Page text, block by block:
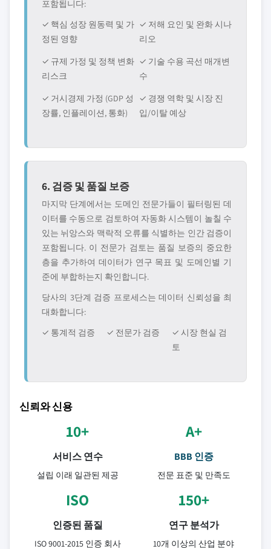
포함됩니다:
✓ 핵심 성장 원동력 및 가
정된 영향
✓ 저해 요인 및 완화 시나
리오
✓ 규제 가정 및 정책 변화
리스크
✓ 기술 수용 곡선 매개변
수
✓ 거시경제 가정 (GDP 성
장률, 인플레이션, 통화)
✓ 경쟁 역학 및 시장 진
입/이탈 예상
6. 검증 및 품질 보증
마지막 단계에서는 도메인 전문가들이 필터링된 데
이터를 수동으로 검토하여 자동화 시스템이 놀칠 수
있는 뉘앙스와 맥락적 오류를 식별하는 인간 검증이
포함됩니다. 이 전문가 검토는 품질 보증의 중요한
층을 추가하여 데이터가 연구 목표 및 도메인별 기
준에 부합하는지 확인합니다.
당사의 3단계 검증 프로세스는 데이터 신뢰성을 최
대화합니다:
✓ 통계적 검증
✓ 전문가 검증
✓ 시장 현실 검
토
신뢰와 신용
10+
서비스 연수
설립 이래 일관된 제공
A+
BBB 인증
전문 표준 및 만족도
ISO
인증된 품질
ISO 9001-2015 인증 회사
150+
연구 분석가
10개 이상의 산업 분야